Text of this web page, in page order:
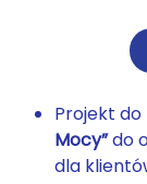
Projekt
Mocy”do
dla